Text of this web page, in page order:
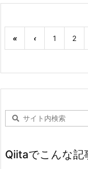
« ‹ 1 2
Qiitaでこんな記